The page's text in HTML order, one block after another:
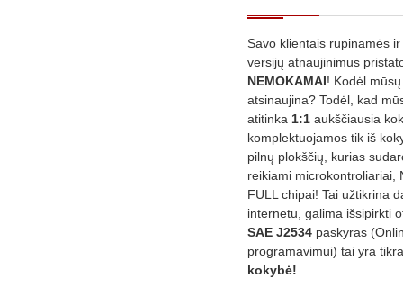
Savo klientais rūpinamės
versijų atnaujinimus
NEMOKAMAI! Kodėl
atsinaujina? Todėl, kad
atitinka 1:1 aukščiausia
komplektuojamos tik iš
pilnų plokščių, kurias
reikiami microkontroliariai,
FULL chipai! Tai užtikrina
internetu, galima išsipirkti
SAE J2534 paskyras
programavimui) tai yra
kokybė!